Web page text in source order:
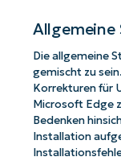
Die allgemeine
gemischt zu
Korrekturen für
Microsoft Edge
Bedenken
Installation